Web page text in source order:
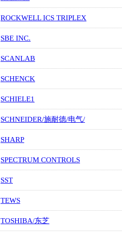
ROCKWELL ICS TRIPLEX
SBE INC.
SCANLAB
SCHENCK
SCHIELE1
SCHNEIDER/施耐德/电气/
SHARP
SPECTRUM CONTROLS
SST
TEWS
TOSHIBA/东芝